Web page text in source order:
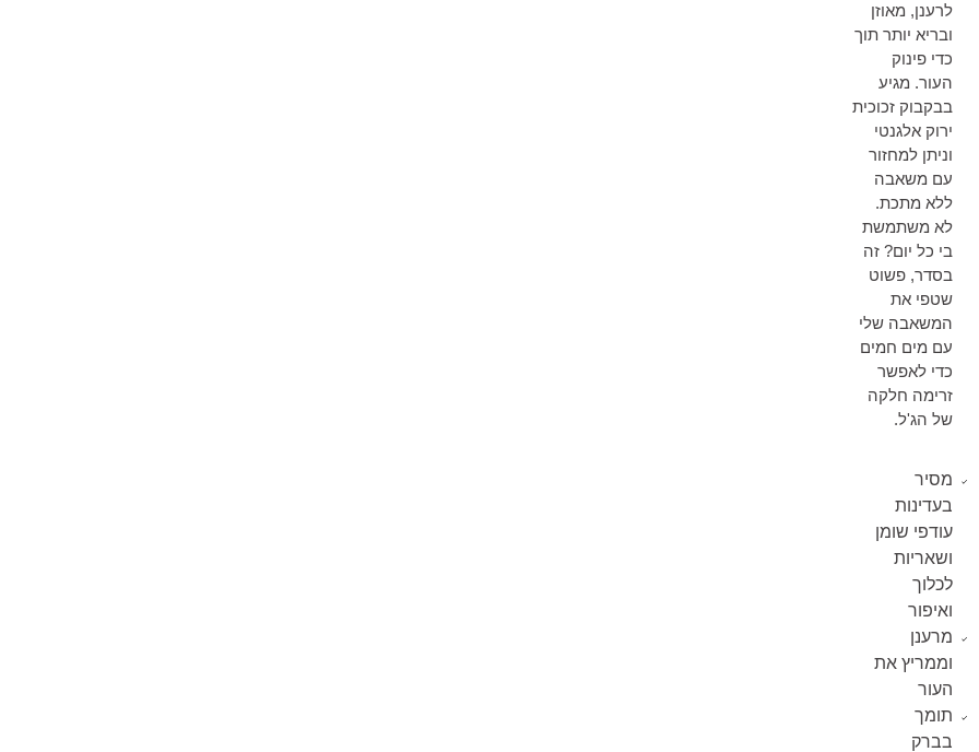
לרענן, מאוזן
ובריא יותר תוך
כדי פינוק
העור. מגיע
בבקבוק זכוכית
ירוק אלגנטי
וניתן למחזור
עם משאבה
ללא מתכת.
לא משתמשת
בי כל יום? זה
בסדר, פשוט
שטפי את
המשאבה שלי
עם מים חמים
כדי לאפשר
זרימה חלקה
של הג'ל.
מסיר
בעדינות
עודפי שומן
ושאריות
לכלוך
ואיפור
מרענן
וממריץ את
העור
תומך
בברק